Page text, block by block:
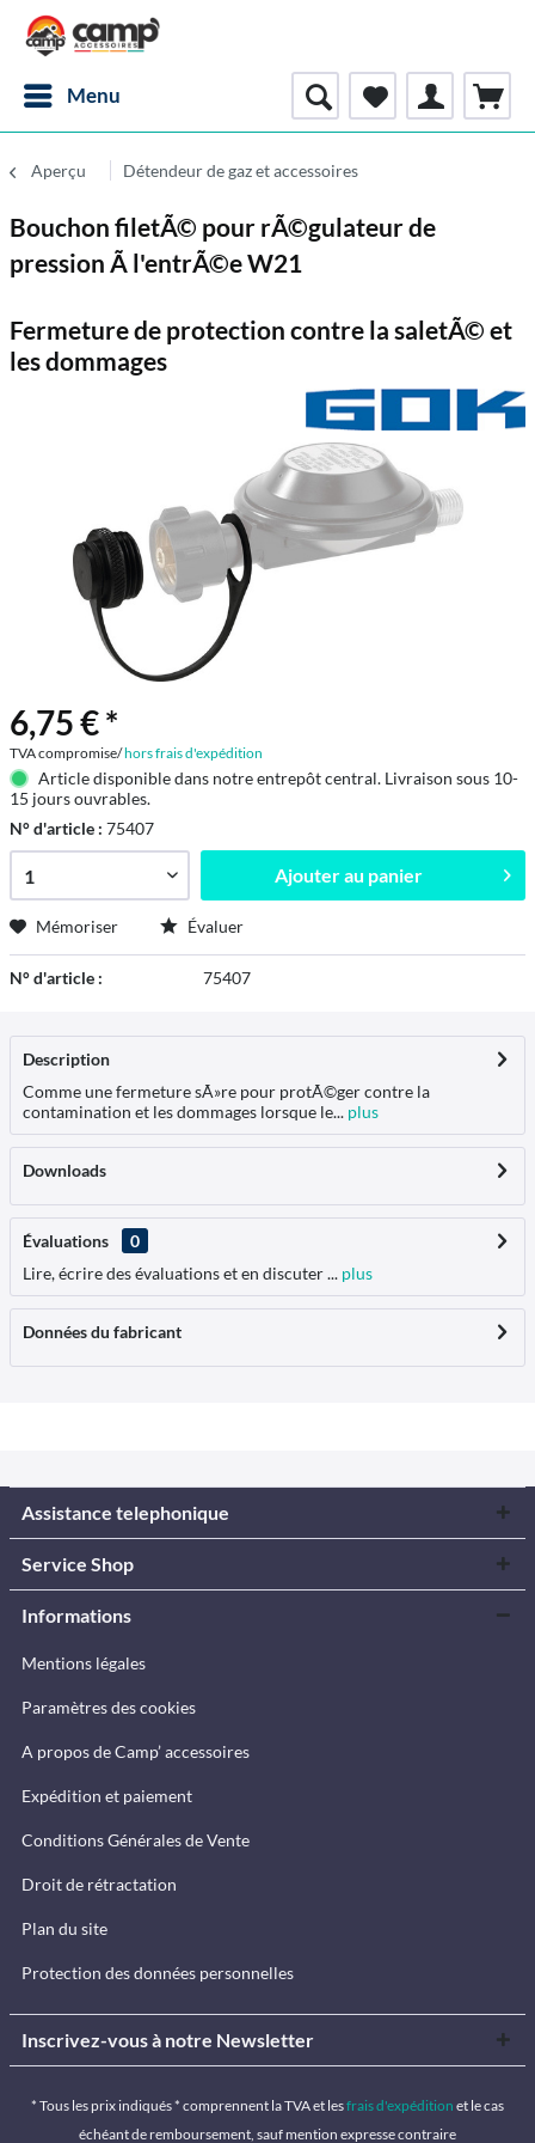
Menu
Aperçu Détendeur de gaz et accessoires
Bouchon filetÃ© pour rÃ©gulateur de
pression Ã l'entrÃ©e W21
Fermeture de protection contre la saletÃ© et
les dommages
6,75 € *
TVA compromise/hors frais d'expédition
Article disponible dans notre entrepôt central. Livraison sous 10-
15 jours ouvrables.
N° d'article : 75407
Ajouter au panier
Mémoriser Évaluer
N° d'article : 75407
Description
Comme une fermeture sÃ»re pour protÃ©ger contre la
contamination et les dommages lorsque le... plus
Downloads
Évaluations
0
Lire, écrire des évaluations et en discuter ... plus
Données du fabricant
Assistance telephonique
Service Shop
Informations
Mentions légales
Paramètres des cookies
A propos de Camp’ accessoires
Expédition et paiement
Conditions Générales de Vente
Droit de rétractation
Plan du site
Protection des données personnelles
Inscrivez-vous à notre Newsletter
* Tous les prix indiqués * comprennent la TVA et lesfrais d'expédition et le cas
échéant de remboursement, sauf mention expresse contraire